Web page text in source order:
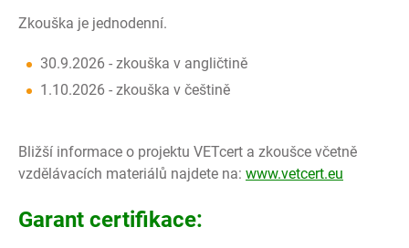
Zkouška je jednodenní.
30.9.2026 - zkouška v angličtině
1.10.2026 - zkouška v češtině
Bližší informace o projektu VETcert a zkoušce včetně
vzdělávacích materiálů najdete na: www.vetcert.eu
Garant certifikace: